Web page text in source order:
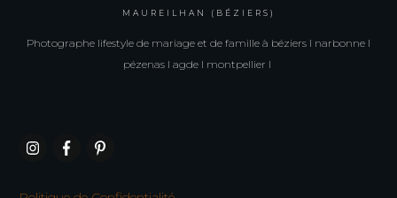
MAUREILHAN (BÉZIERS)
Photographe lifestyle de mariage et de famille à béziers I narbonne I
pézenas I agde I montpellier I